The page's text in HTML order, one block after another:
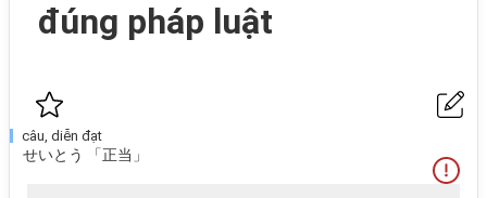
đúng pháp luật
câu, diễn đạt
せいとう 「正当」